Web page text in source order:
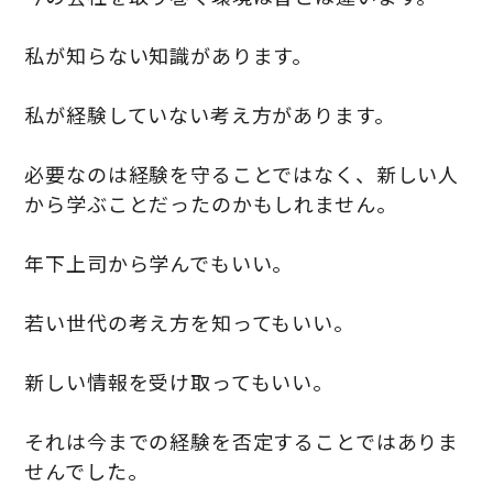
私が知らない知識があります。
私が経験していない考え方があります。
必要なのは経験を守ることではなく、新しい人
から学ぶことだったのかもしれません。
年下上司から学んでもいい。
若い世代の考え方を知ってもいい。
新しい情報を受け取ってもいい。
それは今までの経験を否定することではありま
せんでした。